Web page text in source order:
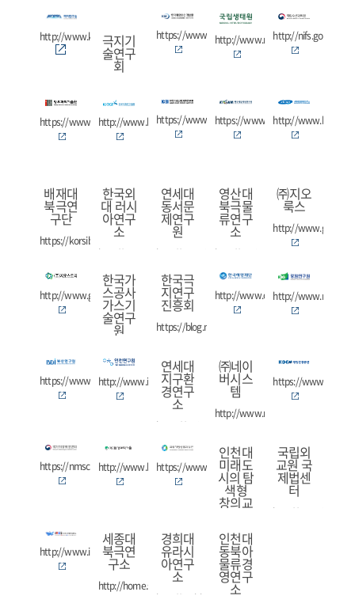
http://www.kopri.re.kr
극지기
술연구
회
https://www.kmi.re.krhttp://www.nie.re.krhttp://nifs.go.kr
https://www.gist.ac.krhttp://www.kiost.ac.krhttps://www.kbsi.re.krhttps://www.kigam.re.kr
http://
배재대
북극연
구단
https://korsib.pcu.ac.kr
한국외
대 러시
아연구
소
http://www.rus.or.kr
연세대
동서문
제연구
원
http://www.iews.or.kr
영산대
북극물
류연구
소
http://arctic.ysu.ac.kr
㈜지오
룩스
http://
http://www.geostory.co.kr
한국가
스공사
가스기
술연구
원
한국극
지연구
진흥회
https://blog.naver.com/polestory
http://www.ocean.or.krhttp://www.rig.re.kr
https://www.bdi.re.krhttp://www.ii.re.kr
연세대
지구환
경연구
소
https://nsri.yonsei.ac.kr/nslab/
㈜네이
버시스
템
http://www.neighbor21.co.kr
https://
https://nmsc.kma.go.krhttp://www.kesti.co.krhttps://www.mabik.re.kr
인천대
미래도
시의 탐
색형
창의교
단
https://www.facebook.com/
국립외
교원 국
제법센
터
http://
http://www.ires.co.kr
세종대
북극연
구소
http://home.sejong.ac.kr/~arctic/
경희대
유라시
아연구
소
http://iga.khu.ac.kr/neoiga/
인천대
동북아
물류경
영연구
소